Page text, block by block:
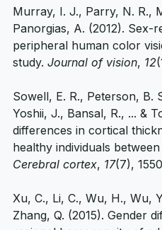
Murray, I. J., Parry, N. R.,
Panorgias, A. (2012). Sex-
peripheral human color
Sowell, E. R., Peterson, B.
Yoshii, J., Bansal, R., ... &
differences in cortical
healthy individuals
Xu, C., Li, C., Wu, H., Wu,